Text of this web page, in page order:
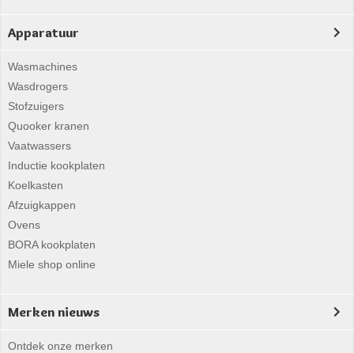
Apparatuur
Wasmachines
Wasdrogers
Stofzuigers
Quooker kranen
Vaatwassers
Inductie kookplaten
Koelkasten
Afzuigkappen
Ovens
BORA kookplaten
Miele shop online
Merken nieuws
Ontdek onze merken